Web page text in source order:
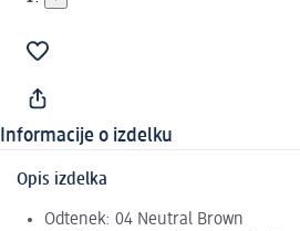
Informacije o izdelku
Opis izdelka
Odtenek: 04 Neutral Brown